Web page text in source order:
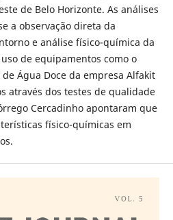
de Belo Horizonte. As análises
a observação direta da
e análise físico-química da
de equipamentos como o
Água Doce da empresa Alfakit
através dos testes de qualidade
Cercadinho apontaram que
físico-químicas em